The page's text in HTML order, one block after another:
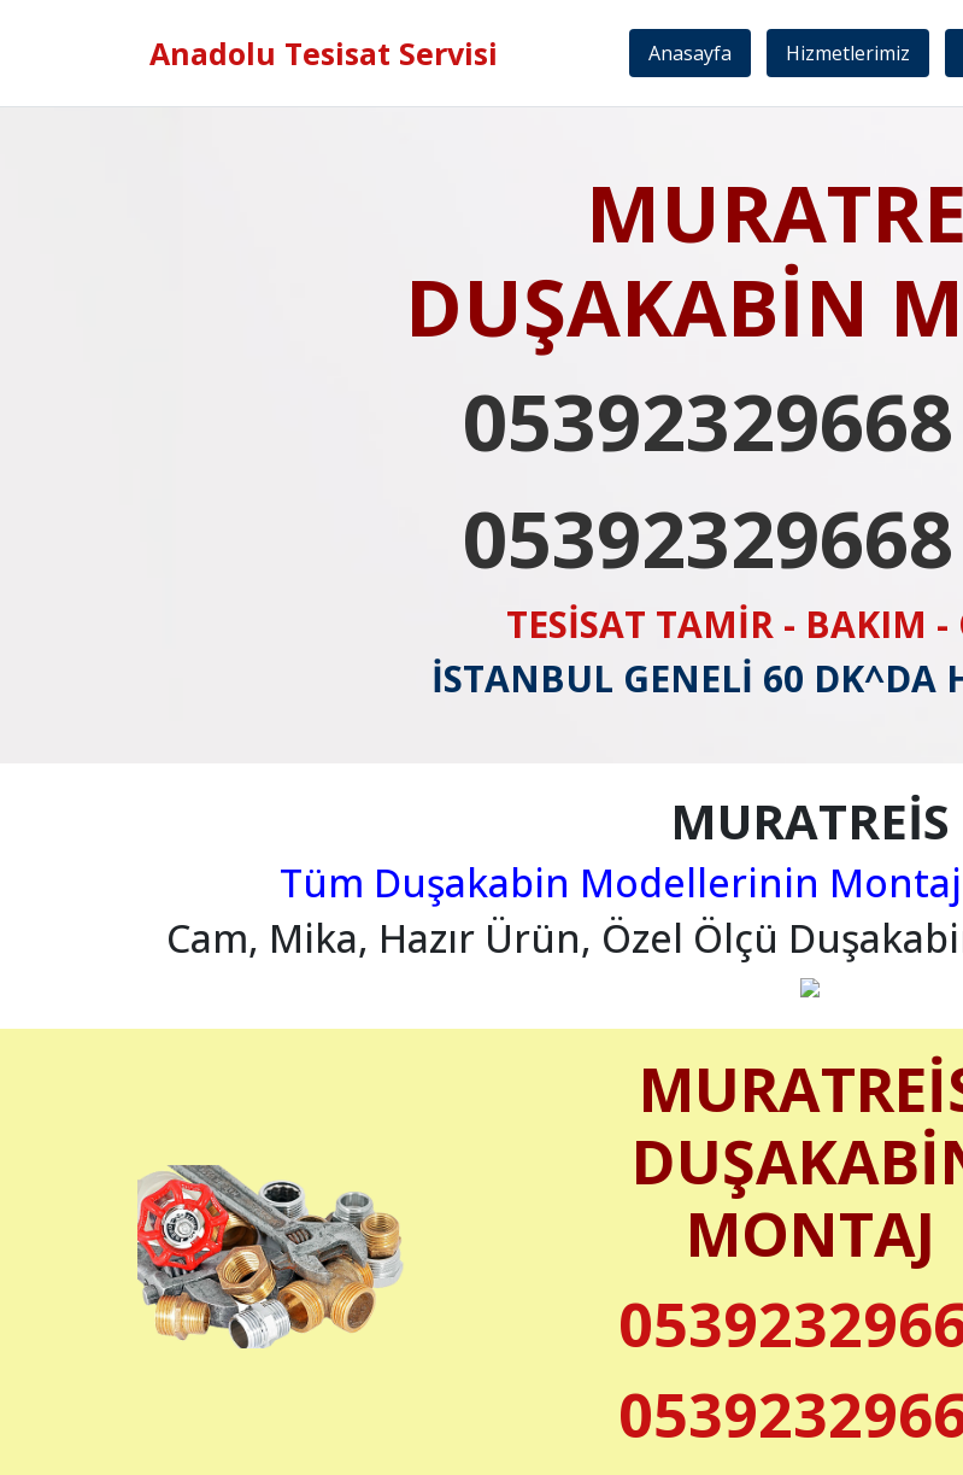
Anadolu Tesisat Servisi Anasayfa Hizmetlerimiz
DUŞAKABİN
05392329668
05392329668
TESİSAT TAMİR - BAKIM
İSTANBUL GENELİ 60 DK^DA
MURATREİS
Tüm Duşakabin Modellerinin
Cam, Mika, Hazır Ürün, Özel Ölçü
MONTAJ